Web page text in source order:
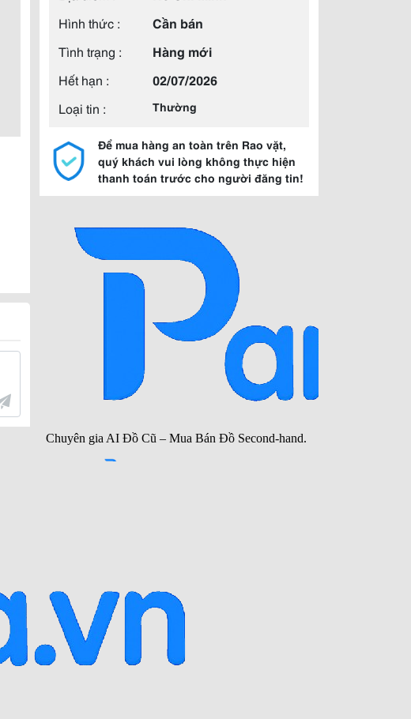
Hình thức :
Cần bán
Tình trạng :
Hàng mới
Hết hạn :
02/07/2026
Loại tin :
Thường
Để mua hàng an toàn trên Rao vặt,
quý khách vui lòng không thực hiện
thanh toán trước cho người đăng tin!